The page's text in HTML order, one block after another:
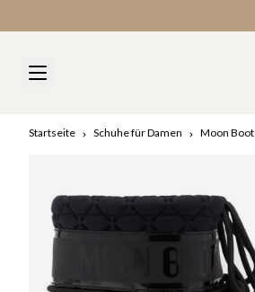
Startseite Schuhe für Damen Moon Boot